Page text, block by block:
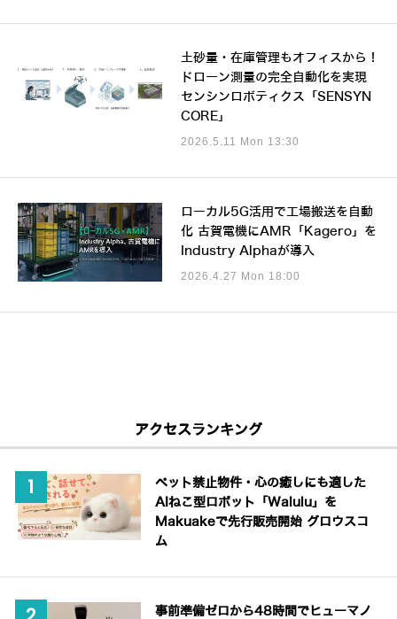
土砂量・在庫管理もオフィスから！
ドローン測量の完全自動化を実現
センシンロボティクス「SENSYN
CORE」
2026.5.11 Mon 13:30
ローカル5G活用で工場搬送を自動
化 古賀電機にAMR「Kagero」を
Industry Alphaが導入
2026.4.27 Mon 18:00
アクセスランキング
ペット禁止物件・心の癒しにも適した
AIねこ型ロボット「Walulu」を
Makuakeで先行販売開始 グロウスコ
ム
事前準備ゼロから48時間でヒューマノ